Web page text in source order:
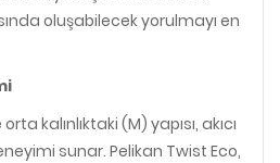
oluşabilecek yorulmayı en
kalınlıktaki (M) yapısı, akıcı
sunar. Pelikan Twist Eco,